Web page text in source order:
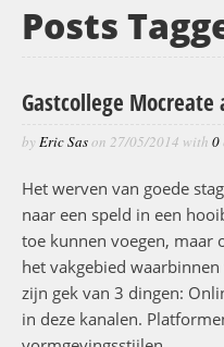
Posts
Gastcollege Mocreate
byEric Sason 27/05/2014 with 0
Het werven van goede
naar een speld in een
toe kunnen voegen, maar
het vakgebied
zijn gek van 3 dingen:
in deze kanalen.